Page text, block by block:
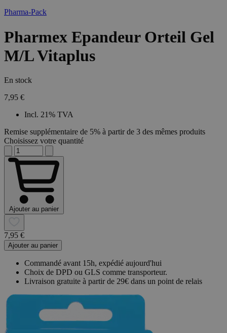
Pharma-Pack
Pharmex Epandeur Orteil Gel
M/L Vitaplus
En stock
7,95 €
Incl. 21% TVA
Remise supplémentaire de 5% à partir de 3 des mêmes produits
Choisissez votre quantité
Ajouter au panier
7,95 €
Ajouter au panier
Commandé avant 15h, expédié aujourd'hui
Choix de DPD ou GLS comme transporteur.
Livraison gratuite à partir de 29€ dans un point de relais